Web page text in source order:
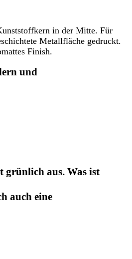
in der Mitte. Für
Metallfläche gedruckt.
Finish.
und
grünlich aus. Was ist
auch eine